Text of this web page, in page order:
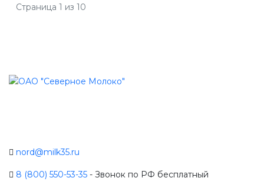
Страница 1 из 10
nord@milk35.ru
8 (800) 550-53-35 - Звонок по РФ бесплатный